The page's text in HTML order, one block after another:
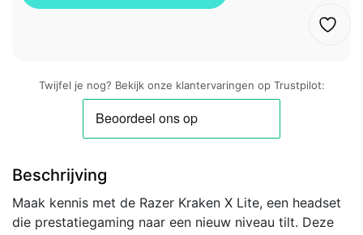
Twijfel je nog? Bekijk onze klantervaringen op Trustpilot:
Beschrijving
Maak kennis met de Razer Kraken X Lite, een headset
die prestatiegaming naar een nieuw niveau tilt. Deze